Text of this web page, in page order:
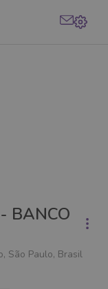
BANCO
São Paulo, Brasil